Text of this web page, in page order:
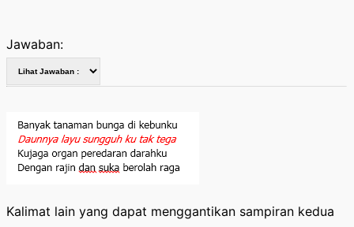
Jawaban:
Kalimat lain yang dapat menggantikan sampiran kedua